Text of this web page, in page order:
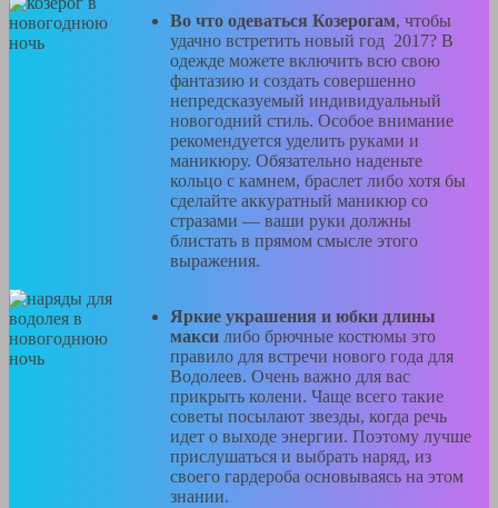
Во что одеваться Козерогам, чтобы
удачно встретить новый год 2017? В
одежде можете включить всю свою
фантазию и создать совершенно
непредсказуемый индивидуальный
новогодний стиль. Особое внимание
рекомендуется уделить руками и
маникюру. Обязательно наденьте
кольцо с камнем, браслет либо хотя бы
сделайте аккуратный маникюр со
стразами — ваши руки должны
блистать в прямом смысле этого
выражения.
Яркие украшения и юбки длины
макси либо брючные костюмы это
правило для встречи нового года для
Водолеев. Очень важно для вас
прикрыть колени. Чаще всего такие
советы посылают звезды, когда речь
идет о выходе энергии. Поэтому лучше
прислушаться и выбрать наряд, из
своего гардероба основываясь на этом
знании.